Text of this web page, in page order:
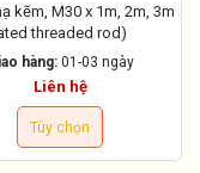
kẽm, M30 x 1m, 2m, 3m
threaded rod)
hàng: 01-03 ngày
Liên hệ
Tùy chọn